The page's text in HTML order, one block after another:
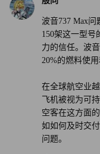
译者：刘进龙
审校：汪皓
波音737 Max
150架这一型号
力的信任。波
20%的燃料使
在全球航空业
飞机被视为可
空客在这方面
如如何及时交
问题。